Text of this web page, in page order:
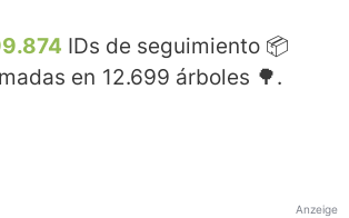
IDs de seguimiento 📦
en 12.699 árboles 🌳.
Anzeige